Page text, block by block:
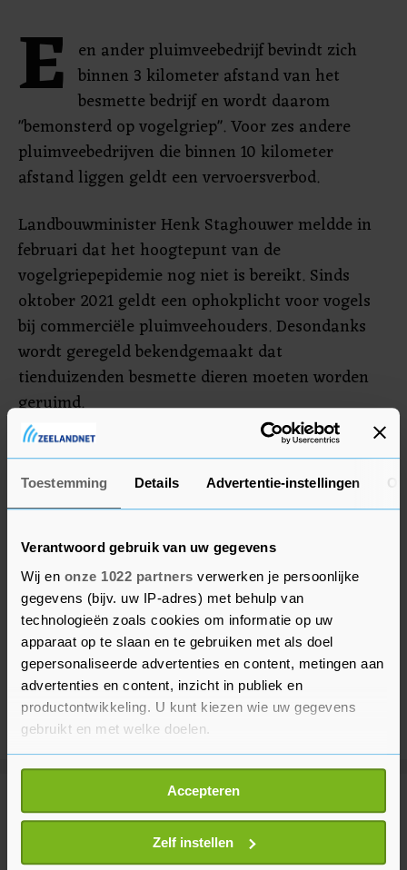
Toestemming Details Advertentie-instellingen
Verantwoord gebruik van uw gegevens
Wij en onze 1022 partners verwerken je persoonlijke
gegevens (bijv. uw IP-adres) met behulp van
technologieën zoals cookies om informatie op uw
apparaat op te slaan en te gebruiken met als doel
gepersonaliseerde advertenties en content, metingen aan
advertenties en content, inzicht in publiek en
productontwikkeling. U kunt kiezen wie uw gegevens
gebruikt en met welke doelen.
Als u het toestaat, willen we ook graag:
Informatie verzamelen over uw geografische
locatie, die tot een paar meter nauwkeurig kan zijn
Uw apparaat identificeren door het actief te
scannen op specifieke eigenschappen (fingerprinting)
Accepteren
Zelf instellen
E en ander pluimveebedrijf bevindt zich
binnen 3 kilometer afstand van het
besmette bedrijf en wordt daarom
"bemonsterd op vogelgriep". Voor zes andere
pluimveebedrijven die binnen 10 kilometer
afstand liggen geldt een vervoersverbod.
Landbouwminister Henk Staghouwer meldde in
februari dat het hoogtepunt van de
vogelgriepepidemie nog niet is bereikt. Sinds
oktober 2021 geldt een ophokplicht voor vogels
bij commerciële pluimveehouders. Desondanks
wordt geregeld bekendgemaakt dat
tienduizenden besmette dieren moeten worden
geruimd.
Meer uit Binnenland